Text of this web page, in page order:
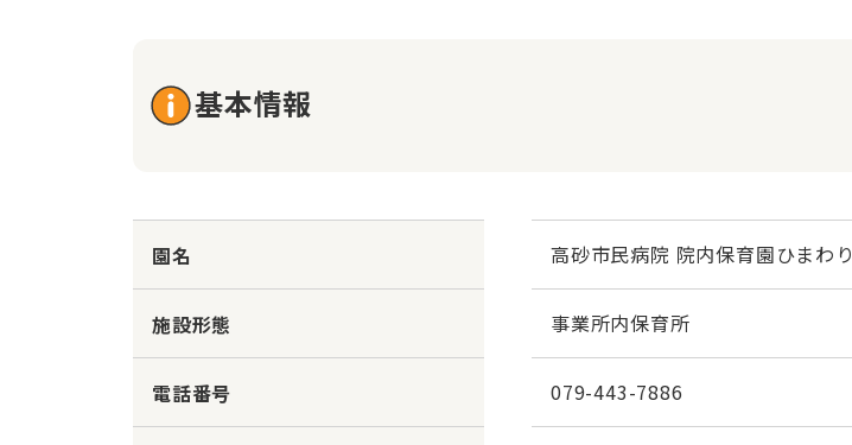
基本情報
園名 高砂市民病院 院内保育園ひまわり
施設形態 事業所内保育所
電話番号 079-443-7886